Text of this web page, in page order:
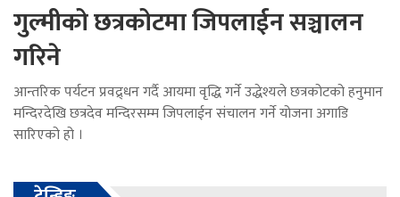
गुल्मीको छत्रकोटमा जिपलाईन सञ्चालन
गरिने
आन्तरिक पर्यटन प्रवद्र्धन गर्दै आयमा वृद्धि गर्ने उद्धेश्यले छत्रकोटको हनुमान
मन्दिरदेखि छत्रदेव मन्दिरसम्म जिपलाईन संचालन गर्ने योजना अगाडि
सारिएको हो ।